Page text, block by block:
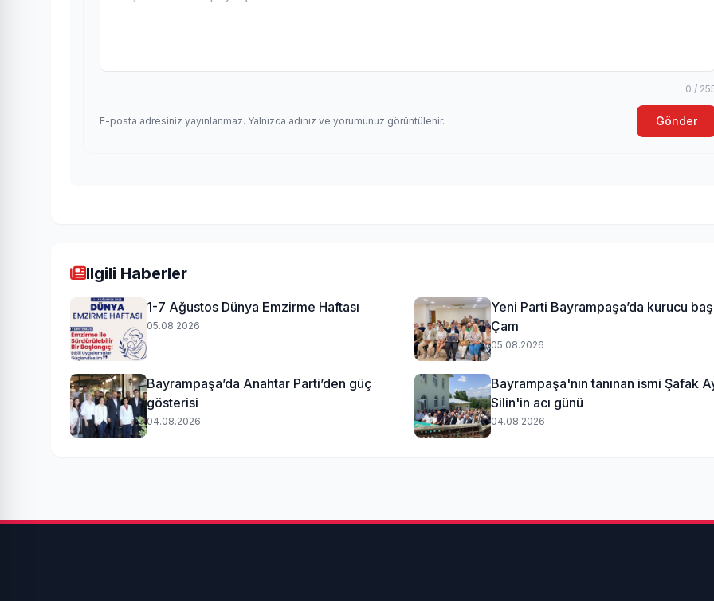
0 /
E-posta adresiniz yayınlanmaz. Yalnızca adınız ve yorumunuz görüntülenir. Gönder
Ilgili Haberler
1-7 Ağustos Dünya Emzirme Haftası
05.08.2026
Yeni Parti Bayrampaşa’da kurucu
Çam
05.08.2026
Bayrampaşa’da Anahtar Parti’den güç
gösterisi
04.08.2026
Bayrampaşa'nın tanınan ismi Şafak
Silin'in acı günü
04.08.2026